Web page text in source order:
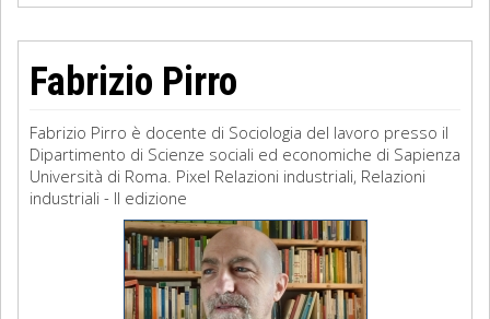
Fabrizio Pirro
Fabrizio Pirro è docente di Sociologia del lavoro presso il
Dipartimento di Scienze sociali ed economiche di Sapienza
Università di Roma. Pixel Relazioni industriali, Relazioni
industriali - II edizione